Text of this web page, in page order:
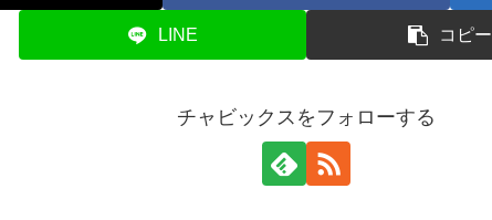
LINE コピー
チャビックスをフォローする